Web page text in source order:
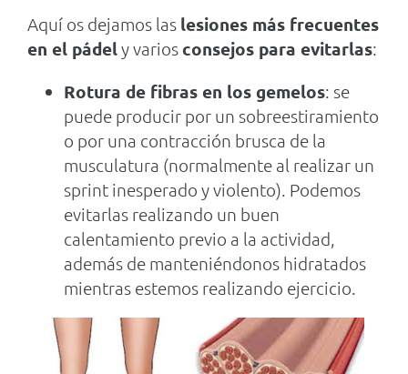
Aquí os dejamos las lesiones más frecuentes
en el pádely varios consejos para evitarlas:
Rotura de fibras en los gemelos: se
puede producir por un sobreestiramiento
o por una contracción brusca de la
musculatura (normalmente al realizar un
sprint inesperado y violento). Podemos
evitarlas realizando un buen
calentamiento previo a la actividad,
además de manteniéndonos hidratados
mientras estemos realizando ejercicio.